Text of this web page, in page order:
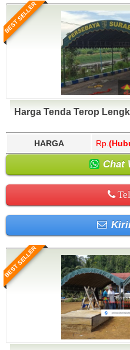
BEST SELLER
Harga Tenda Terop
HARGA Rp.
Chat
BEST SELLER